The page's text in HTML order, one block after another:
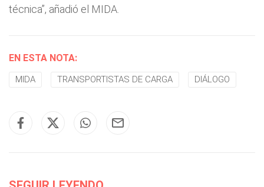
técnica”, añadió el MIDA.
EN ESTA NOTA:
MIDA TRANSPORTISTAS DE CARGA DIÁLOGO